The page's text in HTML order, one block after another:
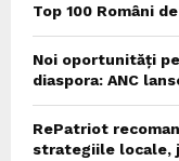
Top 100 Români
Noi oportunități
diaspora: ANC
RePatriot
strategiile locale,